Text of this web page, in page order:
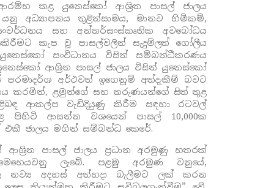
ආරම්භ කළ යුනෙස්කෝ ආශ්‍රිත පාසල් ජාලය
යනු අධ්‍යාපනය තුළින්සාමය, මානව හිමිකම්,
සහ අන්තර්සංස්කෘතික අවබෝධය
කැප වූ පාසල්වලින් සැදුම්ලත් ගෝලීය
යුනෙස්කෝ සංවිධානය විසින් සම්බන්ධීකරණය
ආශ්‍රිත පාසල් ජාලය විසින් යුනෙස්කෝ
පරමාදර්ශ අර්ථවත් ඉගෙනුම් අත්දැකීම් බවට
කරමින්, ළමුන්ගේ සහ තරුණයන්ගේ සිත් තුළ
ආකල්ප වැඩිදියුණු කිරීම සඳහා රටවල්
පිහිටි ආසන්න වශයෙන් පාසල් 10,000ක
එකී ජාලය මගින් සම්බන්ධ කෙරේ.
ආශ්‍රිත පාසල් ජාලය ප්‍රධාන අරමුණු හතරක්
ලැබේ. පළමු අරමුණ වනුයේ,
නව්‍ය අදහස් අත්හදා බැලීමට ලක් කරන